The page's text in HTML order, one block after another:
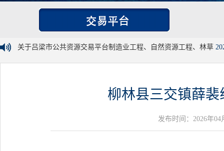
关于吕梁市公共资源交易平台制造业工程、自然资源工程、林草
柳林县三交镇薛
发布时间：2026年04